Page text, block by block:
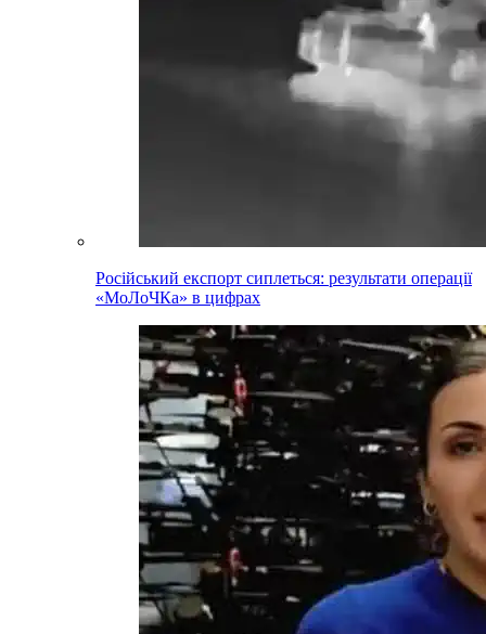
Російський експорт сиплеться: результати операції
«МоЛоЧКа» в цифрах